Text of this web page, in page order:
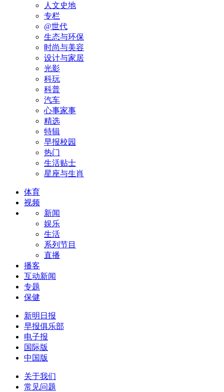
人文史地
专栏
@世代
生态与环保
时尚与美容
设计与家居
光影
科玩
科普
汽车
心事家事
精选
特辑
早报校园
热门
生活贴士
星座与生肖
体育
视频
新闻
娱乐
生活
系列节目
直播
播客
互动新闻
专题
保健
新明日报
早报俱乐部
电子报
国际版
中国版
关于我们
常见问题